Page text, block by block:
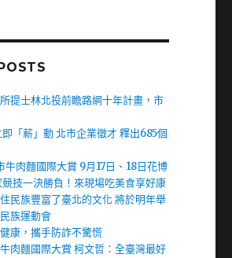
提士林北投前瞻路網十年計畫，市
「薪」動 北市企業徵才 釋出685個
肉麵國際大賞 9月17日、18日花博
技一決勝負！來現場吃美食享好康
民族豐富了臺北的文化 將於明年舉
族運動會
康，攜手防詐不驚慌
肉麵國際大賞 柯文哲：全臺灣最好